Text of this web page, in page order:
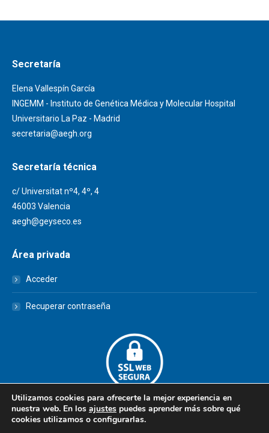
Secretaría
Elena Vallespín García
INGEMM - Instituto de Genética Médica y Molecular Hospital
Universitario La Paz - Madrid
secretaria@aegh.org
Secretaría técnica
c/ Universitat nº4, 4º, 4
46003 Valencia
aegh@geyseco.es
Área privada
Acceder
Recuperar contraseña
Utilizamos cookies para ofrecerte la mejor experiencia en
nuestra web. En los ajustes puedes aprender más sobre qué
cookies utilizamos o configurarlas.